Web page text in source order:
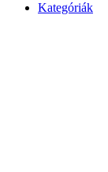
Kategóriák